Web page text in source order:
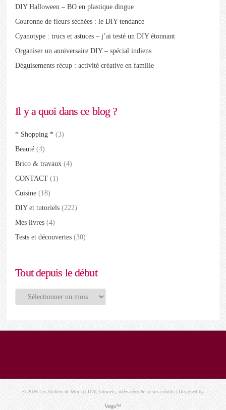
DIY Halloween – BO en plastique dingue
Couronne de fleurs séchées : le DIY tendance
Cyanotype : trucs et astuces – j’ai testé un DIY étonnant
Organiser un anniversaire DIY – spécial indiens
Déguisements récup : activité créative en famille
Il y a quoi dans ce blog ?
* Shopping * (3)
Beauté (4)
Brico & travaux (4)
CONTACT (1)
Cuisine (18)
DIY et tutoriels (222)
Mes livres (4)
Tests et découvertes (30)
Tout depuis le début
© 2026 Les Ateliers de Mireia | DIY, tutoriels, idées déco & loisirs créatifs | Designed by
Vergo™